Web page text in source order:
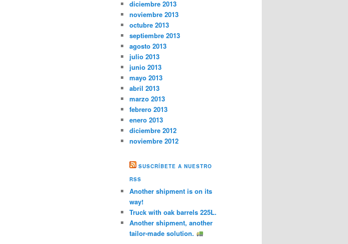
diciembre 2013
noviembre 2013
octubre 2013
septiembre 2013
agosto 2013
julio 2013
junio 2013
mayo 2013
abril 2013
marzo 2013
febrero 2013
enero 2013
diciembre 2012
noviembre 2012
SUSCRÍBETE A NUESTRO
RSS
Another shipment is on its
way!
Truck with oak barrels 225L.
Another shipment, another
tailor-made solution.